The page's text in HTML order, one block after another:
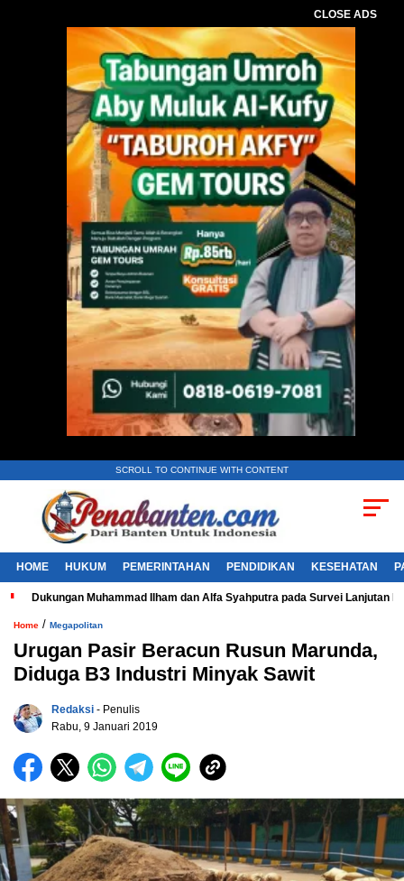
CLOSE ADS
SCROLL TO CONTINUE WITH CONTENT
HOME HUKUM PEMERINTAHAN PENDIDIKAN KESEHATAN
Dukungan Muhammad Ilham dan Alfa Syahputra pada Survei Lanjutan
Home / Megapolitan
Urugan Pasir Beracun Rusun Marunda,
Diduga B3 Industri Minyak Sawit
Redaksi - Penulis
Rabu, 9 Januari 2019